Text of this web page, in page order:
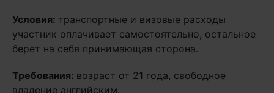
Условия: транспортные и визовые расходы
участник оплачивает самостоятельно, остальное
берет на себя принимающая сторона.
Требования: возраст от 21 года, свободное
владение английским.